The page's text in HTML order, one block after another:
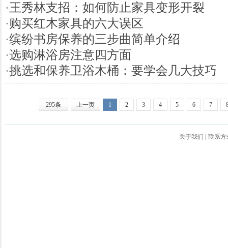
·王秀林支招：如何防止家具变形开裂
·购买红木家具的六大误区
·缤纷书房保养的三步曲简单介绍
·选购淋浴房注意四方面
·挑选和保养卫浴木桶：要学会几大技巧
295条 上一页 1 2 3 4 5 6 7
关于我们 联系方